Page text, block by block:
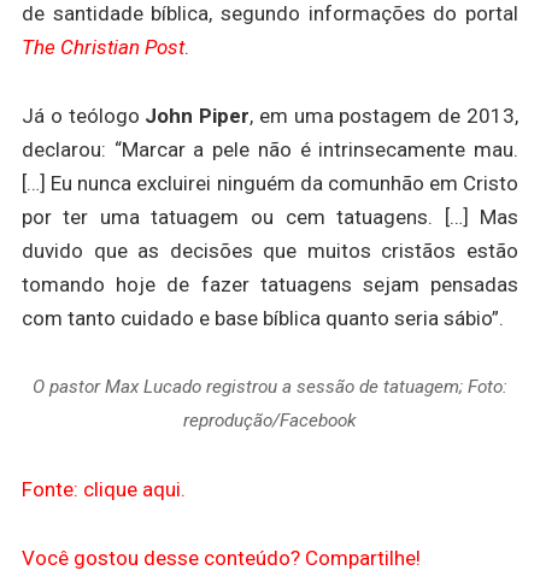
de santidade bíblica, segundo informações do portal
The Christian Post.
Já o teólogo John Piper, em uma postagem de 2013,
declarou: “Marcar a pele não é intrinsecamente mau.
[…] Eu nunca excluirei ninguém da comunhão em Cristo
por ter uma tatuagem ou cem tatuagens. […] Mas
duvido que as decisões que muitos cristãos estão
tomando hoje de fazer tatuagens sejam pensadas
com tanto cuidado e base bíblica quanto seria sábio”.
O pastor Max Lucado registrou a sessão de tatuagem; Foto:
reprodução/Facebook
Fonte: clique aqui.
Você gostou desse conteúdo? Compartilhe!